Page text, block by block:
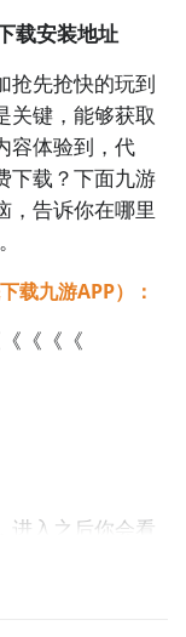
载安装地址
抢先抢快的玩到
关键，能够获取
容体验到，代
下载？下面九游
，告诉你在哪里
载九游APP）：
《《《
进入之后你会看
够很好的解决